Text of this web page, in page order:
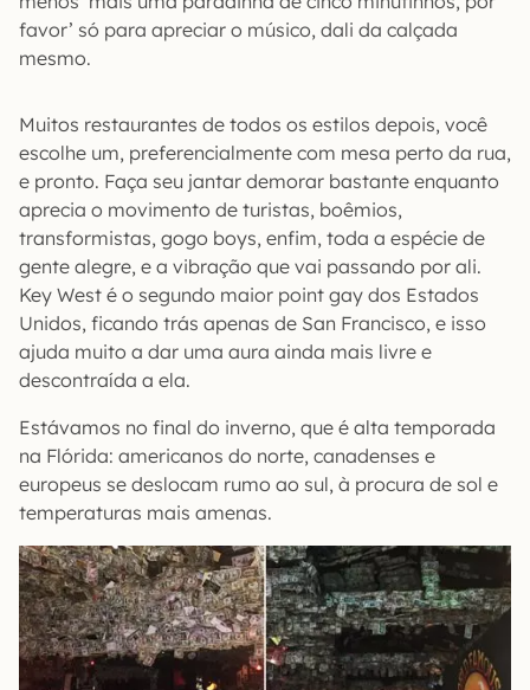
favor’ só para apreciar o músico, dali da calçada
mesmo.
Muitos restaurantes de todos os estilos depois, você
escolhe um, preferencialmente com mesa perto da rua,
e pronto. Faça seu jantar demorar bastante enquanto
aprecia o movimento de turistas, boêmios,
transformistas, gogo boys, enfim, toda a espécie de
gente alegre, e a vibração que vai passando por ali.
Key West é o segundo maior point gay dos Estados
Unidos, ficando trás apenas de San Francisco, e isso
ajuda muito a dar uma aura ainda mais livre e
descontraída a ela.
Estávamos no final do inverno, que é alta temporada
na Flórida: americanos do norte, canadenses e
europeus se deslocam rumo ao sul, à procura de sol e
temperaturas mais amenas.